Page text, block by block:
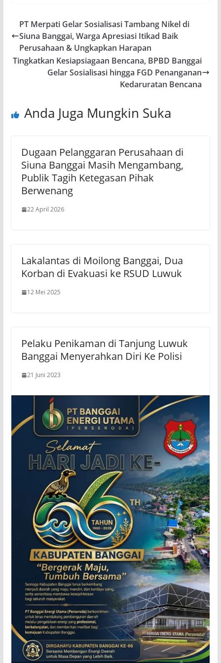
PT Merpati Gelar Sosialisasi Tambang Nikel di
Siuna Banggai, Warga Apresiasi Itikad Baik
Perusahaan & Ungkapkan Harapan
Tingkatkan Kesiapsiagaan Bencana, BPBD Banggai
Gelar Sosialisasi hingga FGD Penanganan
Kedaruratan Bencana
Anda Juga Mungkin Suka
Dugaan Pelanggaran Perusahaan di
Siuna Banggai Masih Mengambang,
Publik Tagih Ketegasan Pihak
Berwenang
22 April 2026
Lakalantas di Moilong Banggai, Dua
Korban di Evakuasi ke RSUD Luwuk
12 Mei 2025
Pelaku Penikaman di Tanjung Luwuk
Banggai Menyerahkan Diri Ke Polisi
21 Juni 2023